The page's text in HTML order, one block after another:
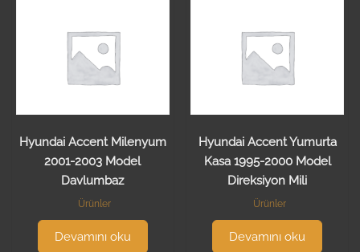
Hyundai Accent Milenyum
2001-2003 Model
Davlumbaz
Ürünler
Devamını oku
Hyundai Accent Yumurta
Kasa 1995-2000 Model
Direksiyon Mili
Ürünler
Devamını oku